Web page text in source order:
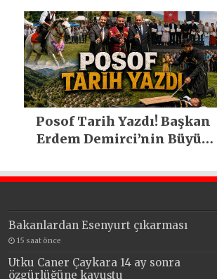
Posof Tarih Yazdı! Başkan
Erdem Demirci’nin Büyük
Büyük Festivali Gerçekleşti
Bakanlardan Esenyurt çıkarması
15 saat önce
Utku Caner Çaykara 14 ay sonra
özgürlüğüne kavuştu